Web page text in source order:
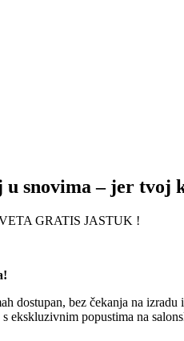
snovima – jer tvoj
GRATIS JASTUK !
dostupan, bez čekanja na
ekskluzivnim popustima na